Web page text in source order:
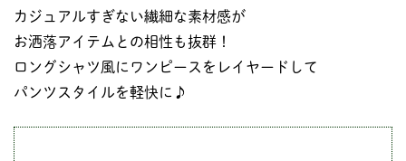
カジュアルすぎない繊細な素材感が
お洒落アイテムとの相性も抜群！
ロングシャツ風にワンピースをレイヤードして
パンツスタイルを軽快に♪